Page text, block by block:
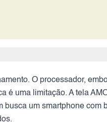
O processador,
é uma limitação. A tela
um smartphone com